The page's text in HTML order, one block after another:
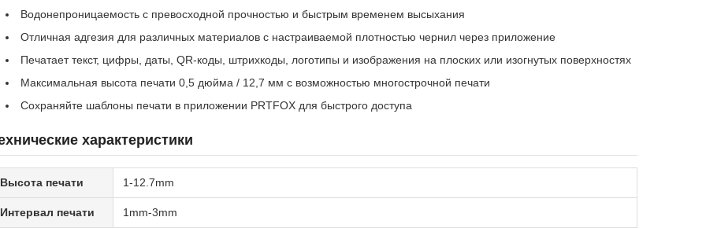
Водонепроницаемость с превосходной прочностью и быстрым временем высыхания
Отличная адгезия для различных материалов с настраиваемой плотностью чернил через приложение
Печатает текст, цифры, даты, QR-коды, штрихкоды, логотипы и изображения на плоских или изогнутых поверхностях
Максимальная высота печати 0,5 дюйма / 12,7 мм с возможностью многострочной печати
Сохраняйте шаблоны печати в приложении PRTFOX для быстрого доступа
характеристики
Высота печати 1-12.7mm
Интервал печати 1mm-3mm